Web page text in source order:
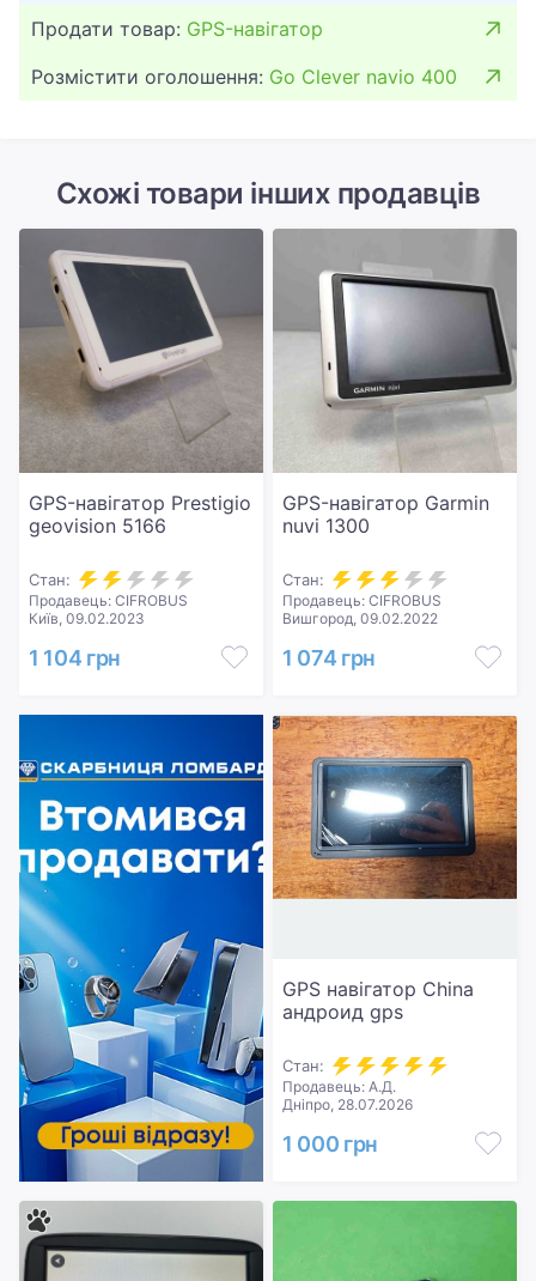
Продати товар: GPS-навігатор
Розмістити оголошення: Go Clever navio 400
Схожі товари інших продавців
GPS-навігатор Prestigio
geovision 5166
Стан:
Продавець: CIFROBUS
Київ, 09.02.2023
1 104 грн
GPS-навігатор Garmin
nuvi 1300
Стан:
Продавець: CIFROBUS
Вишгород, 09.02.2022
1 074 грн
GPS навігатор China
андроид gps
Стан:
Продавець: А.Д.
Дніпро, 28.07.2026
1 000 грн